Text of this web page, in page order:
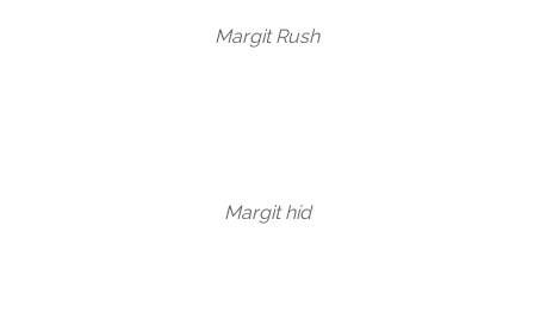
Margit Rush
Margit híd